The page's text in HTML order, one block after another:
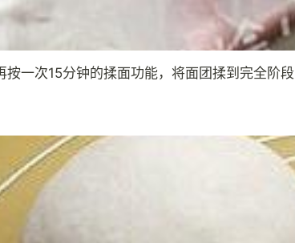
按一次15分钟的揉面功能，将面团揉到完全阶段